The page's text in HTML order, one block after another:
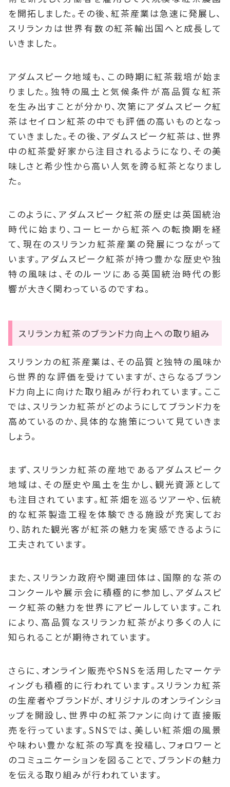
を開拓しました。その後、紅茶産業は急速に発展し、
スリランカは世界有数の紅茶輸出国へと成長して
いきました。
アダムスピーク地域も、この時期に紅茶栽培が始ま
りました。独特の風土と気候条件が高品質な紅茶
を生み出すことが分かり、次第にアダムスピーク紅
茶はセイロン紅茶の中でも評価の高いものとなっ
ていきました。その後、アダムスピーク紅茶は、世界
中の紅茶愛好家から注目されるようになり、その美
味しさと希少性から高い人気を誇る紅茶となりまし
た。
このように、アダムスピーク紅茶の歴史は英国統治
時代に始まり、コーヒーから紅茶への転換期を経
て、現在のスリランカ紅茶産業の発展につながって
います。アダムスピーク紅茶が持つ豊かな歴史や独
特の風味は、そのルーツにある英国統治時代の影
響が大きく関わっているのですね。
スリランカ紅茶のブランド力向上への取り組み
スリランカの紅茶産業は、その品質と独特の風味か
ら世界的な評価を受けていますが、さらなるブラン
ド力向上に向けた取り組みが行われています。ここ
では、スリランカ紅茶がどのようにしてブランド力を
高めているのか、具体的な施策について見ていきま
しょう。
まず、スリランカ紅茶の産地であるアダムスピーク
地域は、その歴史や風土を生かし、観光資源として
も注目されています。紅茶畑を巡るツアーや、伝統
的な紅茶製造工程を体験できる施設が充実してお
り、訪れた観光客が紅茶の魅力を実感できるように
工夫されています。
また、スリランカ政府や関連団体は、国際的な茶の
コンクールや展示会に積極的に参加し、アダムスピ
ーク紅茶の魅力を世界にアピールしています。これ
により、高品質なスリランカ紅茶がより多くの人に
知られることが期待されています。
さらに、オンライン販売やSNSを活用したマーケテ
ィングも積極的に行われています。スリランカ紅茶
の生産者やブランドが、オリジナルのオンラインショ
ップを開設し、世界中の紅茶ファンに向けて直接販
売を行っています。SNSでは、美しい紅茶畑の風景
や味わい豊かな紅茶の写真を投稿し、フォロワーと
のコミュニケーションを図ることで、ブランドの魅力
を伝える取り組みが行われています。